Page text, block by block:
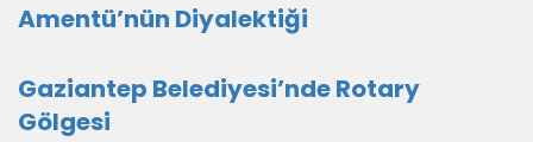
Amentü’nün Diyalektiği
Gaziantep Belediyesi’nde Rotary
Gölgesi